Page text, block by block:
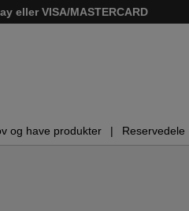
eller VISA/MASTERCARD
og have produkter Reservedele